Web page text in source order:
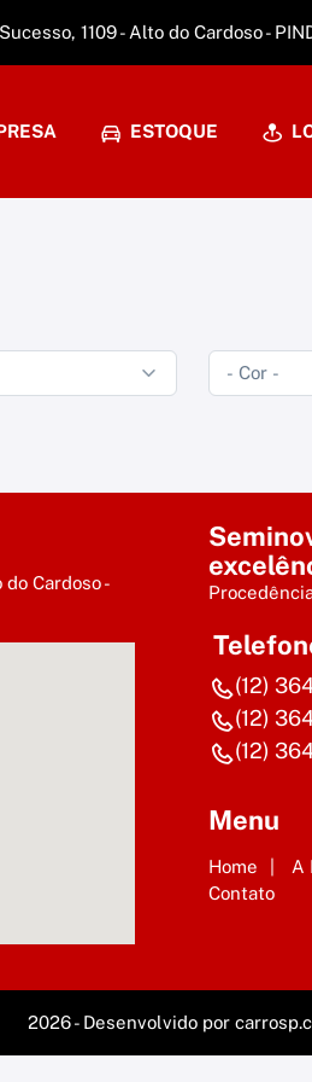
1109 - Alto do Cardoso -
ESTOQUE
Cardoso -
(12)
(12)
(12)
Menu
Home A
Contato
2026 - Desenvolvido por